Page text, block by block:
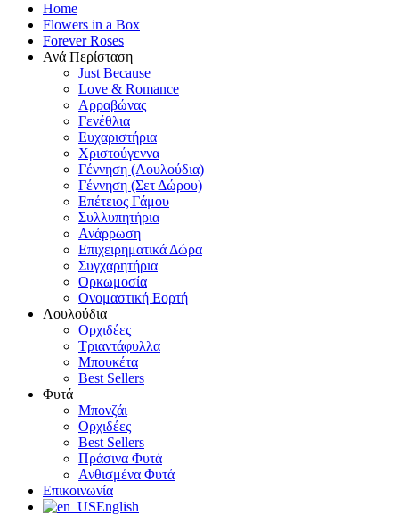
Home
Flowers in a Box
Forever Roses
Ανά Περίσταση
Just Because
Love & Romance
Αρραβώνας
Γενέθλια
Ευχαριστήρια
Χριστούγεννα
Γέννηση (Λουλούδια)
Γέννηση (Σετ Δώρου)
Επέτειος Γάμου
Συλλυπητήρια
Ανάρρωση
Επιχειρηματικά Δώρα
Συγχαρητήρια
Ορκωμοσία
Ονομαστική Εορτή
Λουλούδια
Ορχιδέες
Τριαντάφυλλα
Μπουκέτα
Best Sellers
Φυτά
Μπονζάι
Ορχιδέες
Best Sellers
Πράσινα Φυτά
Ανθισμένα Φυτά
Επικοινωνία
English